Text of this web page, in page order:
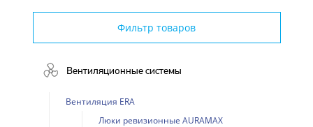
Фильтр товаров
Вентиляционные системы
Вентиляция ERA
Люки ревизионные AURAMAX